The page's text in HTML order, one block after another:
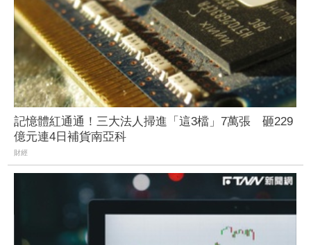
記憶體紅通通！三大法人掃進「這3檔」7萬張 砸229
億元連4日補貨南亞科
財經